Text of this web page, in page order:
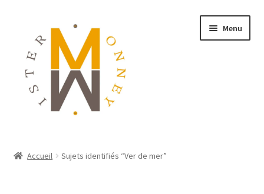
Menu
Accueil Sujets identifiés “Ver de mer”